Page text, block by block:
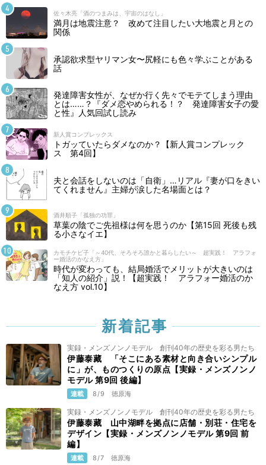
佐々木亮「酒のつまみは、宇宙のはなし」
満月は地震注意？ 改めて注目したい大地震と月との
関係
承認欲求型ヤリマン女〜尻軽にも色々学ぶことがある
話
発達障害女性が、なぜか行く先々でモテてしまう理由
とは……？『ダメ恋やめられる！？ 発達障害女子の愛
と性』人気回試し読み
新人賞コンプレックス
トガッていたらダメなのか？【新人賞コンプレック
ス 第4回】
夫と会話をしないのは「自衛」…リアル『妻が口をきい
てくれません』主婦が涙した名場面とは？
酒井順子「孤独の功罪」
草葉の陰でご先祖様は何を思うのか【第15回 死後も残
る小さなイエ】
カモチケビ子「～40代、そろそろ誰かと暮らしたい～ 超実践！ アラフォ
ー婚活のかなえ方」
時代が変わっても、結局婚活でメリットが大きいのは
「知人の紹介」説！【超実践！ アラフォー婚活のか
なえ方 vol.10】
新着記事
実録・メンズノンノモデル 創刊40年の歴史を彩る男たち
伊藤泰藏 「そこにある素材と向き合いシンプル
に」が、ものつくりの原点【実録・メンズノンノ
モデル 第9回 後編】
連載 8/9 徳原海
実録・メンズノンノモデル 創刊40年の歴史を彩る男たち
伊藤泰藏 山中湖畔を拠点に店舗・別荘・住宅を
デザイン【実録・メンズノンノモデル 第9回 前
編】
連載 8/7 徳原海